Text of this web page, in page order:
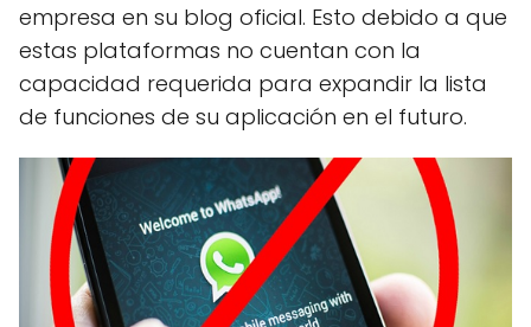
empresa en su blog oficial. Esto debido a que
estas plataformas no cuentan con la
capacidad requerida para expandir la lista
de funciones de su aplicación en el futuro.